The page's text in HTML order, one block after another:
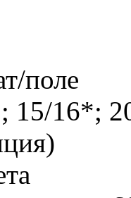
поле
15/16*;